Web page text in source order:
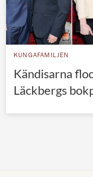
KUNGAFAMILJEN
Kändisarna
Läckbergs